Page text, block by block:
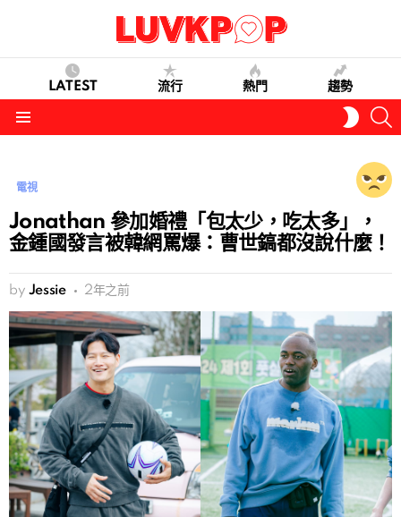
LATEST 流行 熱門 趨勢
SKIN
電視
Jonathan 參加婚禮「包太少，吃太多」，
金鍾國發言被韓網罵爆：曹世鎬都沒說什麼！
by Jessie 2年之前